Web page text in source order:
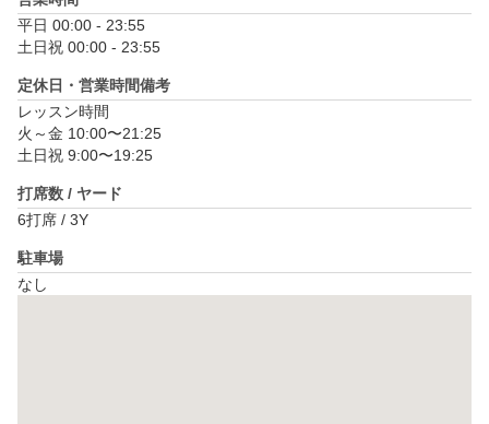
平日 00:00 - 23:55
土日祝 00:00 - 23:55
定休日・営業時間備考
レッスン時間
火～金 10:00〜21:25
土日祝 9:00〜19:25
打席数 / ヤード
6打席 / 3Y
駐車場
なし